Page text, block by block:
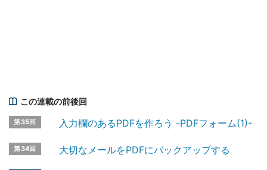
この連載の前後回
第35回 入力欄のあるPDFを作ろう -PDFフォーム(1)-
第34回 大切なメールをPDFにバックアップする